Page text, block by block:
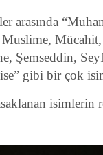
arasında
Şemseddin,
gibi bir çok
isimlerin